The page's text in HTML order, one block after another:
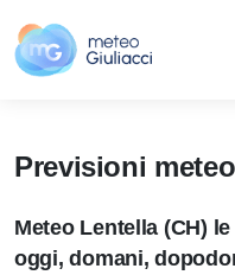
Previsioni
Meteo Lentella (CH)
oggi, domani,